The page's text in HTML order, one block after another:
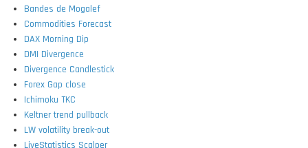
Bandes de Mogalef
Commodities Forecast
DAX Morning Dip
DMI Divergence
Divergence Candlestick
Forex Gap close
Ichimoku TKC
Keltner trend pullback
LW volatility break-out
LiveStatistics Scalper